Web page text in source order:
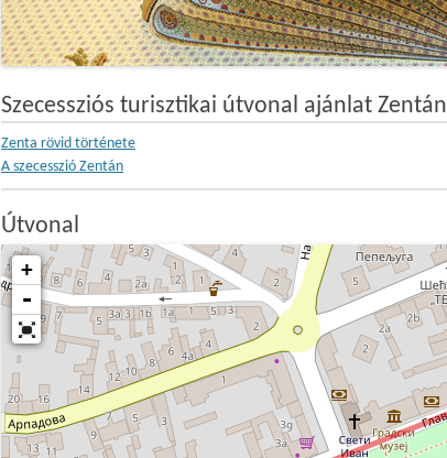
Szecessziós turisztikai útvonal ajánlat Zentán
Zenta rövid története
A szecesszió Zentán
Útvonal
+
-